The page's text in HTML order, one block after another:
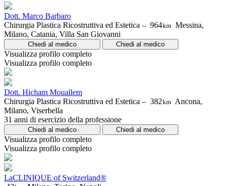
Dott. Marco Barbaro
Chirurgia Plastica Ricostruttiva ed Estetica – 964km Messina,
Milano, Catania, Villa San Giovanni
Chiedi al medico Chiedi al medico
Visualizza profilo completo
Visualizza profilo completo
Dott. Hicham Mouallem
Chirurgia Plastica Ricostruttiva ed Estetica – 382km Ancona,
Milano, Viserbella
31 anni di esercizio della professione
Chiedi al medico Chiedi al medico
Visualizza profilo completo
Visualizza profilo completo
LaCLINIQUE of Switzerland®